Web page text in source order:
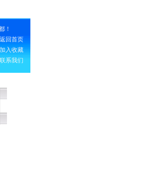
回首页
加入收藏
系我们